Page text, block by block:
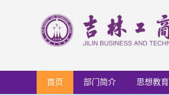
首页 部门简介 思想教育